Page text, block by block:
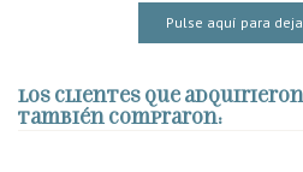
Pulse aquí para
Los clientes que
también compraron: